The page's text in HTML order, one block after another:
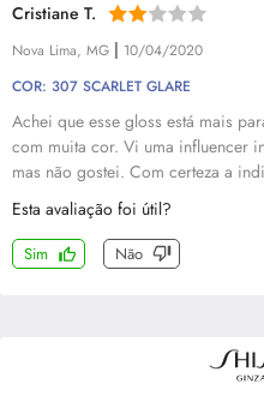
Cristiane T.
Nova Lima, MG | 10/04/2020
COR: 307 SCARLET GLARE
Achei que esse gloss está mais
com muita cor. Vi uma influencer
mas não gostei. Com certeza a
Esta avaliação foi útil?
Sim Não